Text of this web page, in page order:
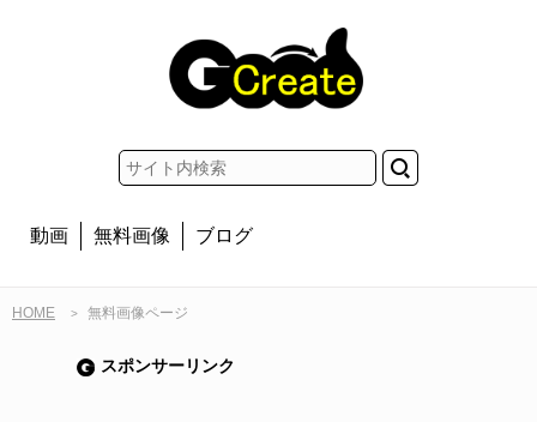
動画 無料画像 ブログ
HOME > 無料画像ページ
スポンサーリンク